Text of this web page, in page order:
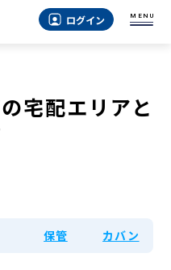
ログイン MENU
宅配エリアと
保管 カバン